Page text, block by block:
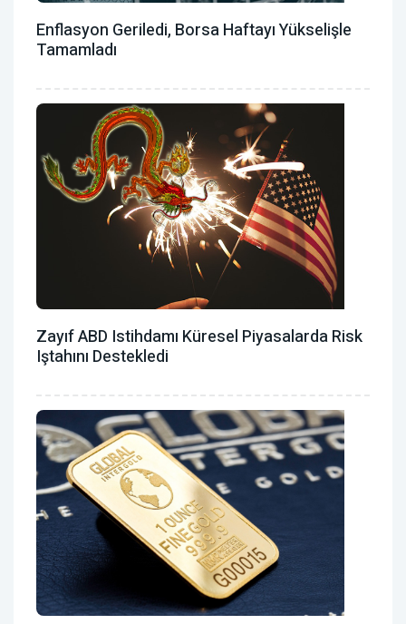
Enflasyon Geriledi, Borsa Haftayı Yükselişle
Tamamladı
Zayıf ABD Istihdamı Küresel Piyasalarda Risk
Iştahını Destekledi